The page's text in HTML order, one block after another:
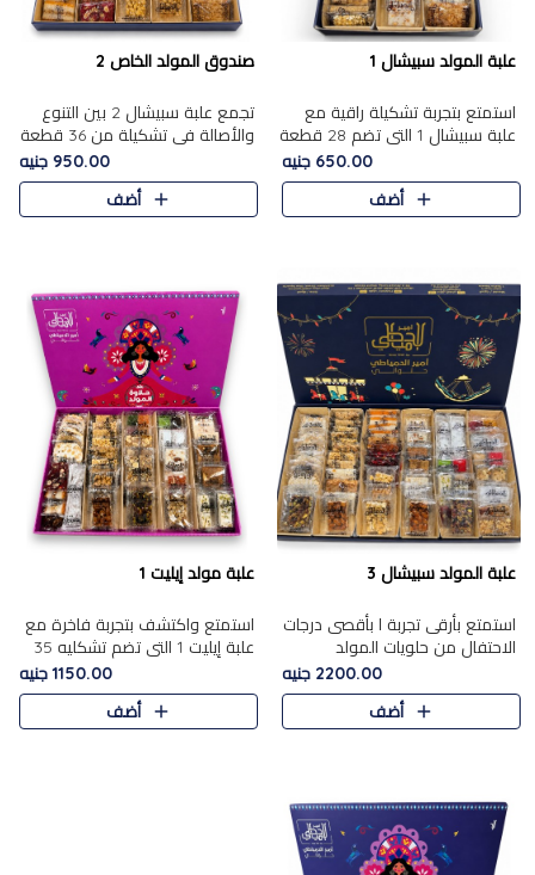
علبة المولد سبيشال 1
استمتع بتجربة تشكيلة راقية مع
علبة سبيشال 1 التي تضم 28 قطعة
من تشكيلة مختارة بعناية من أفخر
حلويات المولد المصرية الأصلية
الشرقية. تحتوي ال..
650.00 جنيه
أضف
صندوق المولد الخاص 2
تجمع علبة سبيشال 2 بين التنوع
والأصالة في تشكيلة من 36 قطعة
تضم أشهر حلويات المولد الشرقية.
تحتوي العلبة على الجزرية بالفول،
والجزرية بالبن..
950.00 جنيه
أضف
علبة المولد سبيشال 3
استمتع بأرقى تجربة ا بأقصى درجات
الاحتفال من حلويات المولد
المصريه الأصيلة مع هذه الفخامة
مع علبة سبيشال 3 التي تضم 56
قطعة من تشكيلة استثن..
2200.00 جنيه
أضف
علبة مولد إيليت 1
استمتع واكتشف بتجربة فاخرة مع
علبة إيليت 1 التي تضم تشكليه 35
قطعة من أرقى حلويات المولد
المصري الأصيلة ,معروضة بشكل
جميل في علبة أنيقة ، في..
1150.00 جنيه
أضف